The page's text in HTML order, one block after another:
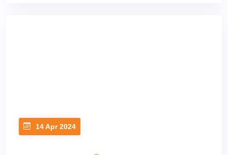
14 Apr 2024